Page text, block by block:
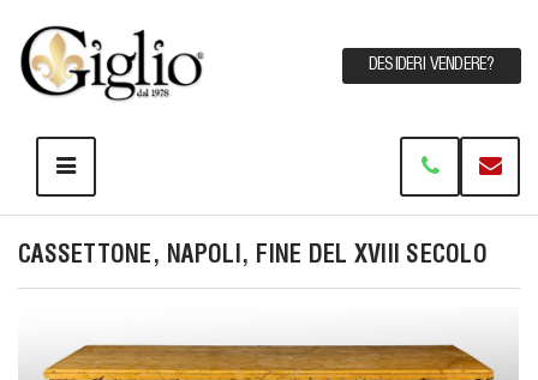
DESIDERI VENDERE?
CASSETTONE, NAPOLI, FINE DEL XVIII SECOLO